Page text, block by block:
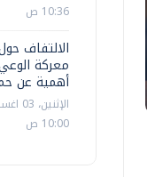
وزير
هامش
أخبار مصر الأربعاء، 05 اغسطس 2026 03:35 م
10:36 ص
الالتفاف
معركة
أهمية عن
10:00 ص